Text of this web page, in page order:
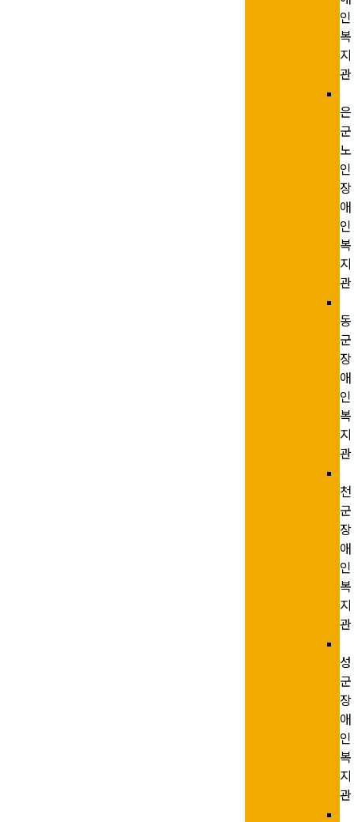
인
복
지
관
은
군
노
인
장
애
인
복
지
관
동
군
장
애
인
복
지
관
천
군
장
애
인
복
지
관
성
군
장
애
인
복
지
관